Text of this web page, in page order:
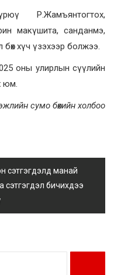
Р.Жамъянтогтох,
макүшита, санданмэ,
хүч үзэхээр болжээ.
оны улирлын сүүлийн
юм.
сумо бөхийн холбоо
сэтгэгдэлд манай
сэтгэгдэл бичихдээ